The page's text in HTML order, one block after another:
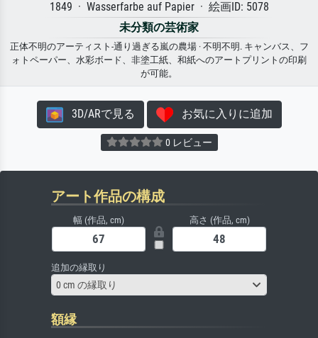
1849 · Wasserfarbe auf Papier · 絵画ID: 5078
未分類の芸術家
正体不明のアーティスト-通り過ぎる嵐の農場 · 不明不明. キャンバス、フ
ォトペーパー、水彩ボード、非塗工紙、和紙へのアートプリントの印刷
が可能。
3D/ARで見る お気に入りに追加
0 レビュー
アート作品の構成
幅 (作品, cm) 高さ (作品, cm)
追加の縁取り
0 cm の縁取り
額縁